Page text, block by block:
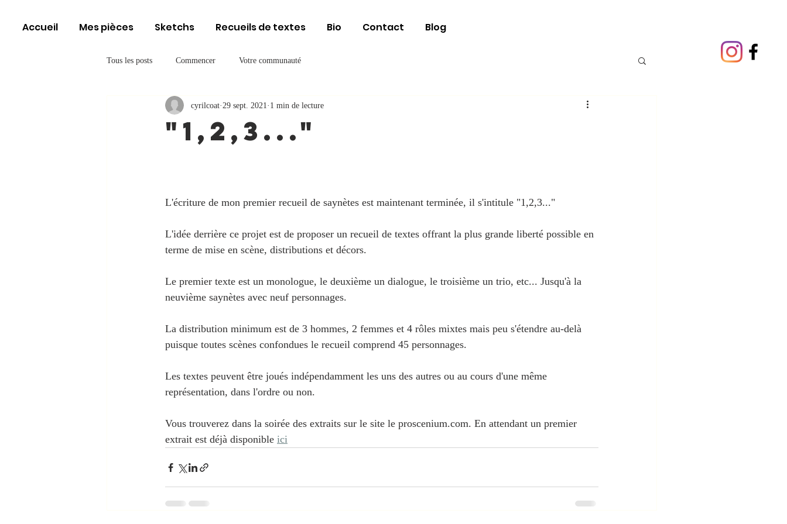
Accueil Mes pièces Sketchs Recueils de textes Bio Contact Blog
Tous les posts Commencer Votre communauté
"1,2,3..."
cyrilcoat 29 sept. 2021 1 min de lecture
L'écriture de mon premier recueil de saynètes est maintenant terminée, il s'intitule "1,2,3..."
L'idée derrière ce projet est de proposer un recueil de textes offrant la plus grande liberté possible en
terme de mise en scène, distributions et décors.
Le premier texte est un monologue, le deuxième un dialogue, le troisième un trio, etc... Jusqu'à la
neuvième saynètes avec neuf personnages.
La distribution minimum est de 3 hommes, 2 femmes et 4 rôles mixtes mais peu s'étendre au-delà
puisque toutes scènes confondues le recueil comprend 45 personnages.
Les textes peuvent être joués indépendamment les uns des autres ou au cours d'une même
représentation, dans l'ordre ou non.
Vous trouverez dans la soirée des extraits sur le site le proscenium.com. En attendant un premier
extrait est déjà disponible ici